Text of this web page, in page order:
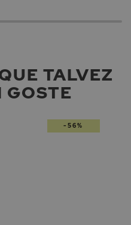
TALVEZ
GOSTE
-56%